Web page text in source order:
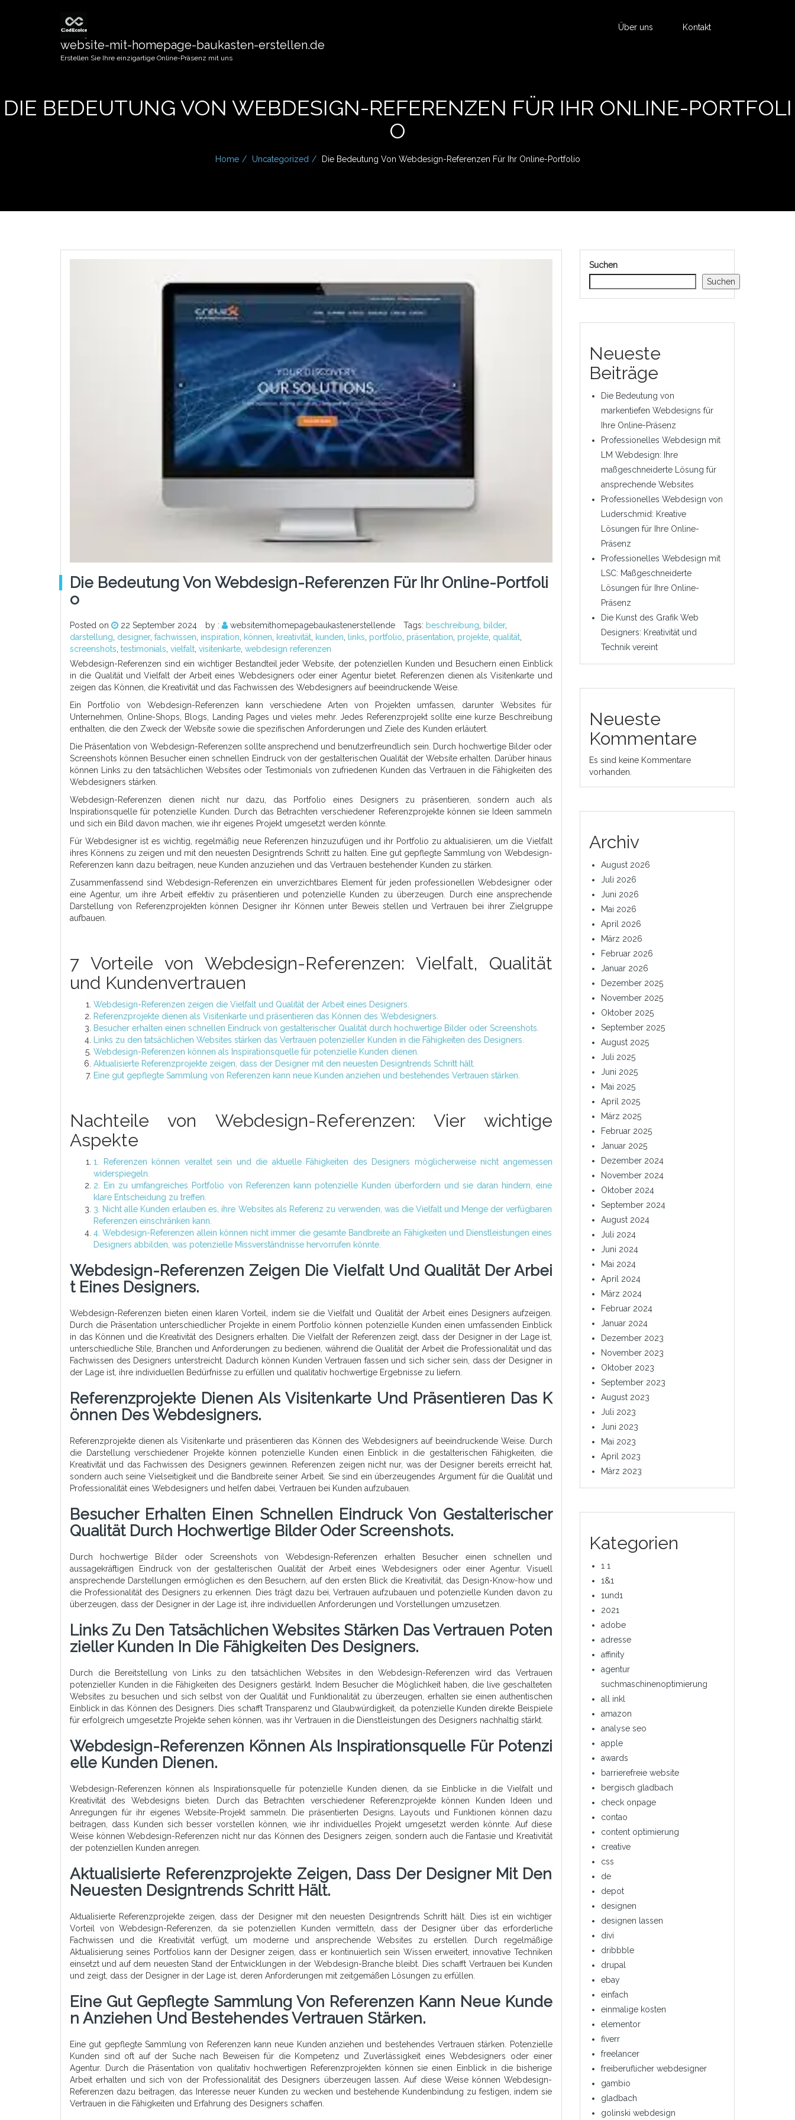
website-mit-homepage-baukasten-erstellen.de
Erstellen Sie Ihre einzigartige Online-Präsenz mit uns
Über uns Kontakt
DIE BEDEUTUNG VON WEBDESIGN-REFERENZEN FÜR IHR ONLINE-PORTFOLI
O
Home Uncategorized Die Bedeutung Von Webdesign-Referenzen Für Ihr Online-Portfolio
Die Bedeutung Von Webdesign-Referenzen Für Ihr Online-Portfoli
O
Posted on 22 September 2024 by : websitemithomepagebaukastenerstellende Tags: beschreibung bilder,
darstellung designer, fachwissen inspiration können kreativität kunden links portfolio präsentation projekte qualität
screenshots testimonials vielfalt visitenkarte webdesign referenzen
Webdesign-Referenzen sind ein wichtiger Bestandteil jeder Website, der potenziellen Kunden und Besuchern einen Einblick
in die Qualität und Vielfalt der Arbeit eines Webdesigners oder einer Agentur bietet. Referenzen dienen als Visitenkarte und
zeigen das Können, die Kreativität und das Fachwissen des Webdesigners auf beeindruckende Weise.
Ein Portfolio von Webdesign-Referenzen kann verschiedene Arten von Projekten umfassen, darunter Websites für
Unternehmen, Online-Shops, Blogs, Landing Pages und vieles mehr. Jedes Referenzprojekt sollte eine kurze Beschreibung
enthalten, die den Zweck der Website sowie die spezifischen Anforderungen und Ziele des Kunden erläutert.
Die Präsentation von Webdesign-Referenzen sollte ansprechend und benutzerfreundlich sein. Durch hochwertige Bilder oder
Screenshots können Besucher einen schnellen Eindruck von der gestalterischen Qualität der Website erhalten. Darüber hinaus
können Links zu den tatsächlichen Websites oder Testimonials von zufriedenen Kunden das Vertrauen in die Fähigkeiten des
Webdesigners stärken.
Webdesign-Referenzen dienen nicht nur dazu, das Portfolio eines Designers zu präsentieren, sondern auch als
Inspirationsquelle für potenzielle Kunden. Durch das Betrachten verschiedener Referenzprojekte können sie Ideen sammeln
und sich ein Bild davon machen, wie ihr eigenes Projekt umgesetzt werden könnte.
Für Webdesigner ist es wichtig, regelmäßig neue Referenzen hinzuzufügen und ihr Portfolio zu aktualisieren, um die Vielfalt
ihres Könnens zu zeigen und mit den neuesten Designtrends Schritt zu halten. Eine gut gepflegte Sammlung von Webdesign-
Referenzen kann dazu beitragen, neue Kunden anzuziehen und das Vertrauen bestehender Kunden zu stärken.
Zusammenfassend sind Webdesign-Referenzen ein unverzichtbares Element für jeden professionellen Webdesigner oder
eine Agentur, um ihre Arbeit effektiv zu präsentieren und potenzielle Kunden zu überzeugen. Durch eine ansprechende
Darstellung von Referenzprojekten können Designer ihr Können unter Beweis stellen und Vertrauen bei ihrer Zielgruppe
aufbauen.
7 Vorteile von Webdesign-Referenzen: Vielfalt, Qualität
und Kundenvertrauen
Webdesign-Referenzen zeigen die Vielfalt und Qualität der Arbeit eines Designers.
Referenzprojekte dienen als Visitenkarte und präsentieren das Können des Webdesigners.
Besucher erhalten einen schnellen Eindruck von gestalterischer Qualität durch hochwertige Bilder oder Screenshots.
Links zu den tatsächlichen Websites stärken das Vertrauen potenzieller Kunden in die Fähigkeiten des Designers.
Webdesign-Referenzen können als Inspirationsquelle für potenzielle Kunden dienen.
Aktualisierte Referenzprojekte zeigen, dass der Designer mit den neuesten Designtrends Schritt hält.
Eine gut gepflegte Sammlung von Referenzen kann neue Kunden anziehen und bestehendes Vertrauen stärken.
Nachteile von Webdesign-Referenzen: Vier wichtige
Aspekte
1. Referenzen können veraltet sein und die aktuelle Fähigkeiten des Designers möglicherweise nicht angemessen
widerspiegeln.
2. Ein zu umfangreiches Portfolio von Referenzen kann potenzielle Kunden überfordern und sie daran hindern, eine
klare Entscheidung zu treffen.
3. Nicht alle Kunden erlauben es, ihre Websites als Referenz zu verwenden, was die Vielfalt und Menge der verfügbaren
Referenzen einschränken kann.
4. Webdesign-Referenzen allein können nicht immer die gesamte Bandbreite an Fähigkeiten und Dienstleistungen eines
Designers abbilden, was potenzielle Missverständnisse hervorrufen könnte.
Webdesign-Referenzen Zeigen Die Vielfalt Und Qualität Der Arbei
T Eines Designers.
Webdesign-Referenzen bieten einen klaren Vorteil, indem sie die Vielfalt und Qualität der Arbeit eines Designers aufzeigen.
Durch die Präsentation unterschiedlicher Projekte in einem Portfolio können potenzielle Kunden einen umfassenden Einblick
in das Können und die Kreativität des Designers erhalten. Die Vielfalt der Referenzen zeigt, dass der Designer in der Lage ist,
unterschiedliche Stile, Branchen und Anforderungen zu bedienen, während die Qualität der Arbeit die Professionalität und das
Fachwissen des Designers unterstreicht. Dadurch können Kunden Vertrauen fassen und sich sicher sein, dass der Designer in
der Lage ist, ihre individuellen Bedürfnisse zu erfüllen und qualitativ hochwertige Ergebnisse zu liefern.
Referenzprojekte Dienen Als Visitenkarte Und Präsentieren Das K
Önnen Des Webdesigners.
Referenzprojekte dienen als Visitenkarte und präsentieren das Können des Webdesigners auf beeindruckende Weise. Durch
die Darstellung verschiedener Projekte können potenzielle Kunden einen Einblick in die gestalterischen Fähigkeiten, die
Kreativität und das Fachwissen des Designers gewinnen. Referenzen zeigen nicht nur, was der Designer bereits erreicht hat,
sondern auch seine Vielseitigkeit und die Bandbreite seiner Arbeit. Sie sind ein überzeugendes Argument für die Qualität und
Professionalität eines Webdesigners und helfen dabei, Vertrauen bei Kunden aufzubauen.
Besucher Erhalten Einen Schnellen Eindruck Von Gestalterischer
Qualität Durch Hochwertige Bilder Oder Screenshots.
Durch hochwertige Bilder oder Screenshots von Webdesign-Referenzen erhalten Besucher einen schnellen und
aussagekräftigen Eindruck von der gestalterischen Qualität der Arbeit eines Webdesigners oder einer Agentur. Visuell
ansprechende Darstellungen ermöglichen es den Besuchern, auf den ersten Blick die Kreativität, das Design-Know-how und
die Professionalität des Designers zu erkennen. Dies trägt dazu bei, Vertrauen aufzubauen und potenzielle Kunden davon zu
überzeugen, dass der Designer in der Lage ist, ihre individuellen Anforderungen und Vorstellungen umzusetzen.
Links Zu Den Tatsächlichen Websites Stärken Das Vertrauen Poten
Zieller Kunden In Die Fähigkeiten Des Designers.
Durch die Bereitstellung von Links zu den tatsächlichen Websites in den Webdesign-Referenzen wird das Vertrauen
potenzieller Kunden in die Fähigkeiten des Designers gestärkt. Indem Besucher die Möglichkeit haben, die live geschalteten
Websites zu besuchen und sich selbst von der Qualität und Funktionalität zu überzeugen, erhalten sie einen authentischen
Einblick in das Können des Designers. Dies schafft Transparenz und Glaubwürdigkeit, da potenzielle Kunden direkte Beispiele
für erfolgreich umgesetzte Projekte sehen können, was ihr Vertrauen in die Dienstleistungen des Designers nachhaltig stärkt.
Webdesign-Referenzen Können Als Inspirationsquelle Für Potenzi
Elle Kunden Dienen.
Webdesign-Referenzen können als Inspirationsquelle für potenzielle Kunden dienen, da sie Einblicke in die Vielfalt und
Kreativität des Webdesigns bieten. Durch das Betrachten verschiedener Referenzprojekte können Kunden Ideen und
Anregungen für ihr eigenes Website-Projekt sammeln. Die präsentierten Designs, Layouts und Funktionen können dazu
beitragen, dass Kunden sich besser vorstellen können, wie ihr individuelles Projekt umgesetzt werden könnte. Auf diese
Weise können Webdesign-Referenzen nicht nur das Können des Designers zeigen, sondern auch die Fantasie und Kreativität
der potenziellen Kunden anregen.
Aktualisierte Referenzprojekte Zeigen, Dass Der Designer Mit Den
Neuesten Designtrends Schritt Hält.
Aktualisierte Referenzprojekte zeigen, dass der Designer mit den neuesten Designtrends Schritt hält. Dies ist ein wichtiger
Vorteil von Webdesign-Referenzen, da sie potenziellen Kunden vermitteln, dass der Designer über das erforderliche
Fachwissen und die Kreativität verfügt, um moderne und ansprechende Websites zu erstellen. Durch regelmäßige
Aktualisierung seines Portfolios kann der Designer zeigen, dass er kontinuierlich sein Wissen erweitert, innovative Techniken
einsetzt und auf dem neuesten Stand der Entwicklungen in der Webdesign-Branche bleibt. Dies schafft Vertrauen bei Kunden
und zeigt, dass der Designer in der Lage ist, deren Anforderungen mit zeitgemäßen Lösungen zu erfüllen.
Eine Gut Gepflegte Sammlung Von Referenzen Kann Neue Kunde
N Anziehen Und Bestehendes Vertrauen Stärken.
Eine gut gepflegte Sammlung von Referenzen kann neue Kunden anziehen und bestehendes Vertrauen stärken. Potenzielle
Kunden sind oft auf der Suche nach Beweisen für die Kompetenz und Zuverlässigkeit eines Webdesigners oder einer
Agentur. Durch die Präsentation von qualitativ hochwertigen Referenzprojekten können sie einen Einblick in die bisherige
Arbeit erhalten und sich von der Professionalität des Designers überzeugen lassen. Auf diese Weise können Webdesign-
Referenzen dazu beitragen, das Interesse neuer Kunden zu wecken und bestehende Kundenbindung zu festigen, indem sie
Vertrauen in die Fähigkeiten und Erfahrung des Designers schaffen.
Suchen
Suchen
Neueste
Beiträge
Die Bedeutung von
markentiefen Webdesigns für
Ihre Online-Präsenz
Professionelles Webdesign mit
LM Webdesign: Ihre
maßgeschneiderte Lösung für
ansprechende Websites
Professionelles Webdesign von
Luderschmid: Kreative
Lösungen für Ihre Online-
Präsenz
Professionelles Webdesign mit
LSC: Maßgeschneiderte
Lösungen für Ihre Online-
Präsenz
Die Kunst des Grafik Web
Designers: Kreativität und
Technik vereint
Neueste
Kommentare
Es sind keine Kommentare
vorhanden.
Archiv
August 2026
Juli 2026
Juni 2026
Mai 2026
April 2026
März 2026
Februar 2026
Januar 2026
Dezember 2025
November 2025
Oktober 2025
September 2025
August 2025
Juli 2025
Juni 2025
Mai 2025
April 2025
März 2025
Februar 2025
Januar 2025
Dezember 2024
November 2024
Oktober 2024
September 2024
August 2024
Juli 2024
Juni 2024
Mai 2024
April 2024
März 2024
Februar 2024
Januar 2024
Dezember 2023
November 2023
Oktober 2023
September 2023
August 2023
Juli 2023
Juni 2023
Mai 2023
April 2023
März 2023
Kategorien
1 1
1&1
1und1
2021
adobe
adresse
affinity
agentur
suchmaschinenoptimierung
all inkl
amazon
analyse seo
apple
awards
barrierefreie website
bergisch gladbach
check onpage
contao
content optimierung
creative
css
de
depot
designen
designen lassen
divi
dribbble
drupal
ebay
einfach
einmalige kosten
elementor
fiverr
freelancer
freiberuflicher webdesigner
gambio
gladbach
golinski webdesign